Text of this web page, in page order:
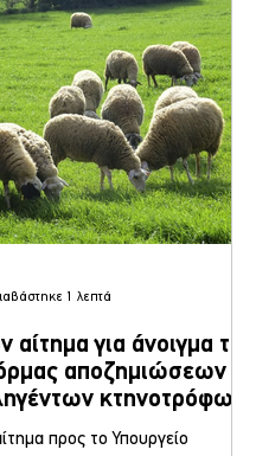
μεγάλων ποσοτήτων αργού
εντείνει τις πιέσεις στις τιμές,
παρακολουθο
αίτημα για άνοιγμα της
αποζημιώσεων
κτηνοτρόφων
προς το Υπουργείο
1 λεπτά